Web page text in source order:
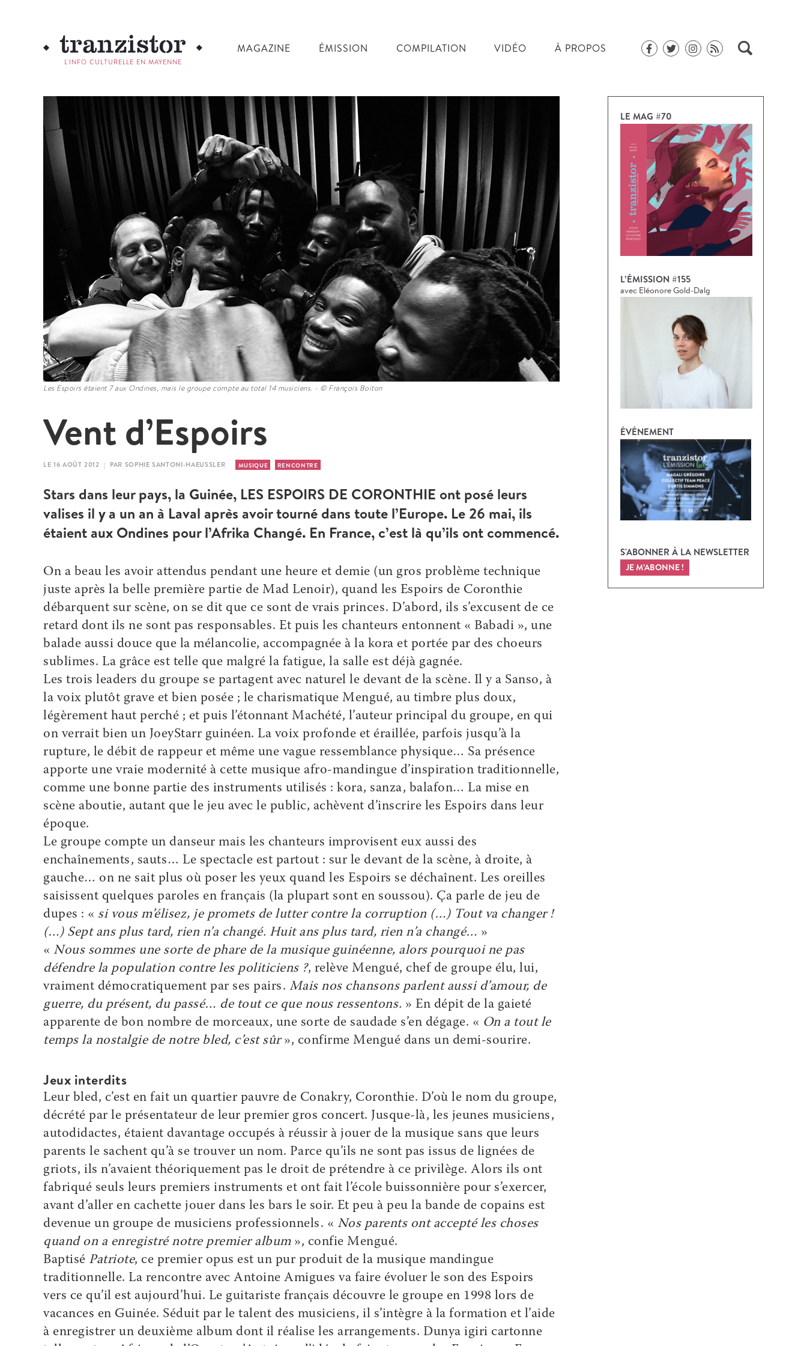
L'INFO CULTURELLE EN MAYENNE
MAGAZINE ÉMISSION COMPILATION VIDÉO À PROPOS
Les Espoirs étaient 7 aux Ondines, mais le groupe compte au total 14 musiciens. - © François Boiton
Vent d’Espoirs
LE 16 AOÛT 2012 | PAR SOPHIE SANTONI-HAEUSSLER MUSIQUE RENCONTRE
Stars dans leur pays, la Guinée, LES ESPOIRS DE CORONTHIE ont posé leurs
valises il y a un an à Laval après avoir tourné dans toute l’Europe. Le 26 mai, ils
étaient aux Ondines pour l’Afrika Changé. En France, c’est là qu’ils ont commencé.
On a beau les avoir attendus pendant une heure et demie (un gros problème technique
juste après la belle première partie de Mad Lenoir), quand les Espoirs de Coronthie
débarquent sur scène, on se dit que ce sont de vrais princes. D’abord, ils s’excusent de ce
retard dont ils ne sont pas responsables. Et puis les chanteurs entonnent « Babadi », une
balade aussi douce que la mélancolie, accompagnée à la kora et portée par des choeurs
sublimes. La grâce est telle que malgré la fatigue, la salle est déjà gagnée.
Les trois leaders du groupe se partagent avec naturel le devant de la scène. Il y a Sanso, à
la voix plutôt grave et bien posée ; le charismatique Mengué, au timbre plus doux,
légèrement haut perché ; et puis l’étonnant Machété, l’auteur principal du groupe, en qui
on verrait bien un JoeyStarr guinéen. La voix profonde et éraillée, parfois jusqu’à la
rupture, le débit de rappeur et même une vague ressemblance physique… Sa présence
apporte une vraie modernité à cette musique afro-mandingue d’inspiration traditionnelle,
comme une bonne partie des instruments utilisés : kora, sanza, balafon… La mise en
scène aboutie, autant que le jeu avec le public, achèvent d’inscrire les Espoirs dans leur
époque.
Le groupe compte un danseur mais les chanteurs improvisent eux aussi des
enchaînements, sauts… Le spectacle est partout : sur le devant de la scène, à droite, à
gauche… on ne sait plus où poser les yeux quand les Espoirs se déchaînent. Les oreilles
saisissent quelques paroles en français (la plupart sont en soussou). Ça parle de jeu de
dupes : « si vous m’élisez, je promets de lutter contre la corruption (…) Tout va changer !
(…) Sept ans plus tard, rien n’a changé. Huit ans plus tard, rien n’a changé… »
« Nous sommes une sorte de phare de la musique guinéenne, alors pourquoi ne pas
défendre la population contre les politiciens ?, relève Mengué, chef de groupe élu, lui,
vraiment démocratiquement par ses pairs. Mais nos chansons parlent aussi d’amour, de
guerre, du présent, du passé… de tout ce que nous ressentons. » En dépit de la gaieté
apparente de bon nombre de morceaux, une sorte de saudade s’en dégage. « On a tout le
temps la nostalgie de notre bled, c’est sûr», confirme Mengué dans un demi-sourire.
Jeux interdits
Leur bled, c’est en fait un quartier pauvre de Conakry, Coronthie. D’où le nom du groupe,
décrété par le présentateur de leur premier gros concert. Jusque-là, les jeunes musiciens,
autodidactes, étaient davantage occupés à réussir à jouer de la musique sans que leurs
parents le sachent qu’à se trouver un nom. Parce qu’ils ne sont pas issus de lignées de
griots, ils n’avaient théoriquement pas le droit de prétendre à ce privilège. Alors ils ont
fabriqué seuls leurs premiers instruments et ont fait l’école buissonnière pour s’exercer,
avant d’aller en cachette jouer dans les bars le soir. Et peu à peu la bande de copains est
devenue un groupe de musiciens professionnels. « Nos parents ont accepté les choses
quand on a enregistré notre premier album», confie Mengué.
Baptisé Patriote, ce premier opus est un pur produit de la musique mandingue
traditionnelle. La rencontre avec Antoine Amigues va faire évoluer le son des Espoirs
vers ce qu’il est aujourd’hui. Le guitariste français découvre le groupe en 1998 lors de
vacances en Guinée. Séduit par le talent des musiciens, il s’intègre à la formation et l’aide
à enregistrer un deuxième album dont il réalise les arrangements. Dunya igiri cartonne
LE MAG #70
L’ÉMISSION #155
avec Eléonore Gold-Dalg
ÉVÉNEMENT
S'ABONNER À LA NEWSLETTER
JE M’ABONNE !